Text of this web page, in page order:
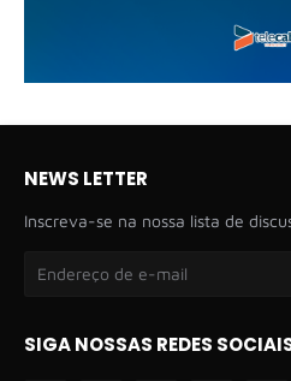
NEWS LETTER
Inscreva-se na nossa lista de
SIGA NOSSAS REDES